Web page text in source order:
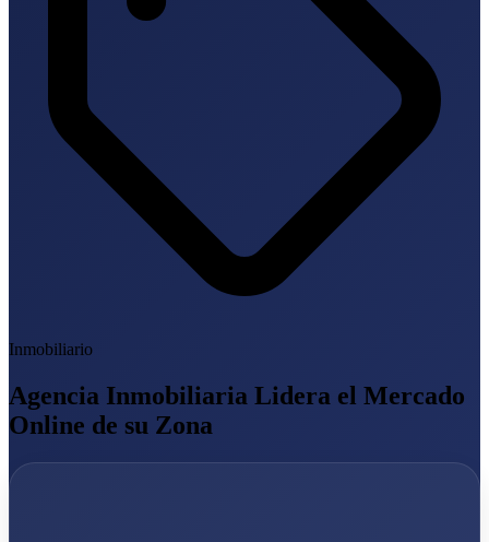
Inmobiliario
Agencia Inmobiliaria Lidera el Mercado
Online de su Zona